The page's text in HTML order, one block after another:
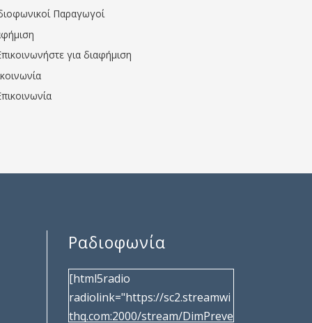
Παραγωγοί
για διαφήμιση
Ραδιοφωνία
[html5radio
radiolink="https://sc2.streamwi
thq.com:2000/stream/DimPreve